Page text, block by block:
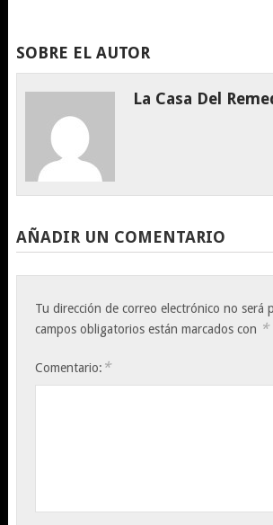
SOBRE EL AUTOR
La Casa Del
AÑADIR UN COMENTARIO
Tu dirección de correo electrónico no será
campos obligatorios están marcados con *
Comentario: *